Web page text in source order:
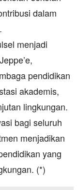
dalam
menjadi
pendidikan
akademis,
lingkungan.
bagi seluruh
menjadikan
yang
(*)